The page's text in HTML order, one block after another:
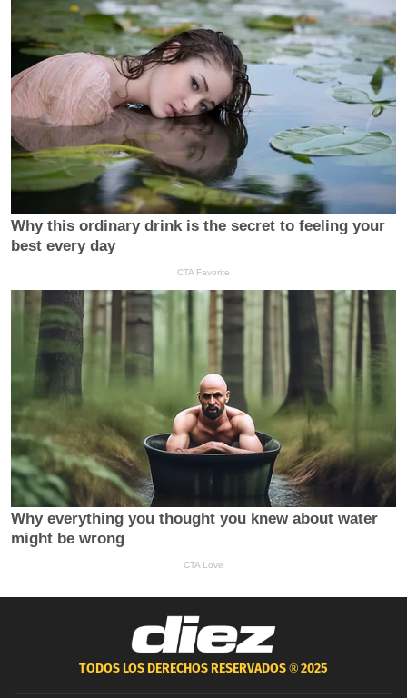
TODOS LOS DERECHOS RESERVADOS ®2025